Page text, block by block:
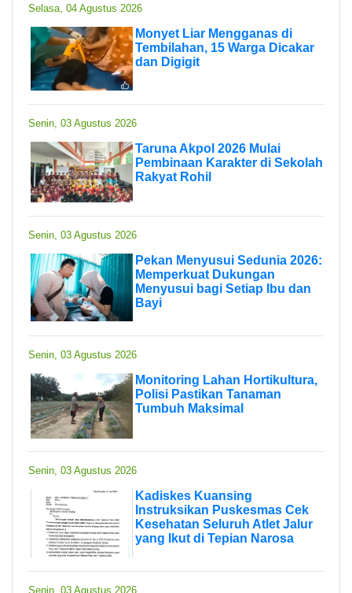
Selasa, 04 Agustus 2026
Monyet Liar Mengganas di
Tembilahan, 15 Warga Dicakar
dan Digigit
Senin, 03 Agustus 2026
Taruna Akpol 2026 Mulai
Pembinaan Karakter di Sekolah
Rakyat Rohil
Senin, 03 Agustus 2026
Pekan Menyusui Sedunia 2026:
Memperkuat Dukungan
Menyusui bagi Setiap Ibu dan
Bayi
Senin, 03 Agustus 2026
Monitoring Lahan Hortikultura,
Polisi Pastikan Tanaman
Tumbuh Maksimal
Senin, 03 Agustus 2026
Kadiskes Kuansing
Instruksikan Puskesmas Cek
Kesehatan Seluruh Atlet Jalur
yang Ikut di Tepian Narosa
Senin, 03 Agustus 2026